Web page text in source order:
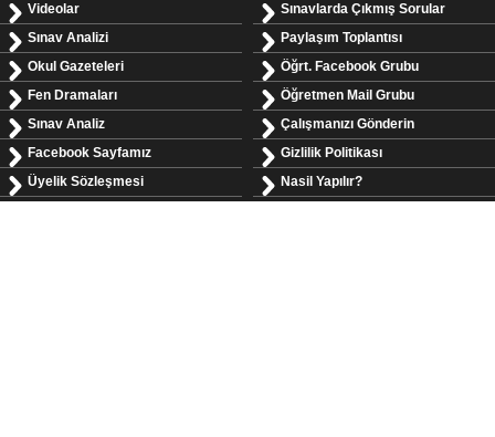
Videolar
Sınav Analizi
Okul Gazeteleri
Fen Dramaları
Sınav Analiz
Facebook Sayfamız
Üyelik Sözleşmesi
Sınavlarda Çıkmış Sorular
Paylaşım Toplantısı
Öğrt. Facebook Grubu
Öğretmen Mail Grubu
Çalışmanızı Gönderin
Gizlilik Politikası
Nasil Yapılır?